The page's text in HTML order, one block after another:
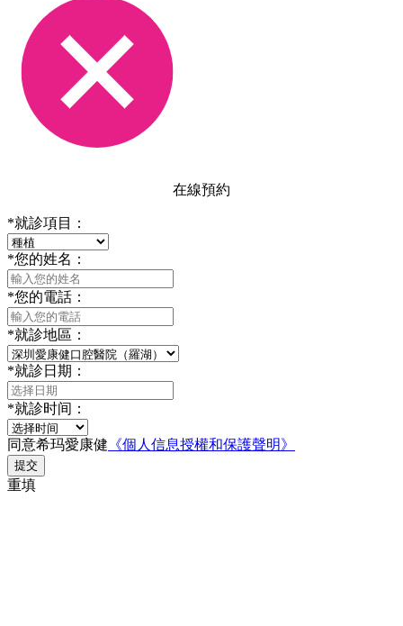
在線預約
*就診項目：
*您的姓名：
*您的電話：
*就診地區：
*就診日期：
*就診时间：
同意希玛愛康健 《個人信息授權和保護聲明》
提交
重填